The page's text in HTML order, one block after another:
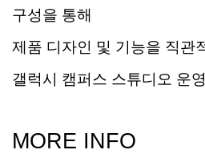
구성을 통해
제품 디자인 및 기능을 직관
갤럭시 캠퍼스 스튜디오 운영
MORE INFO